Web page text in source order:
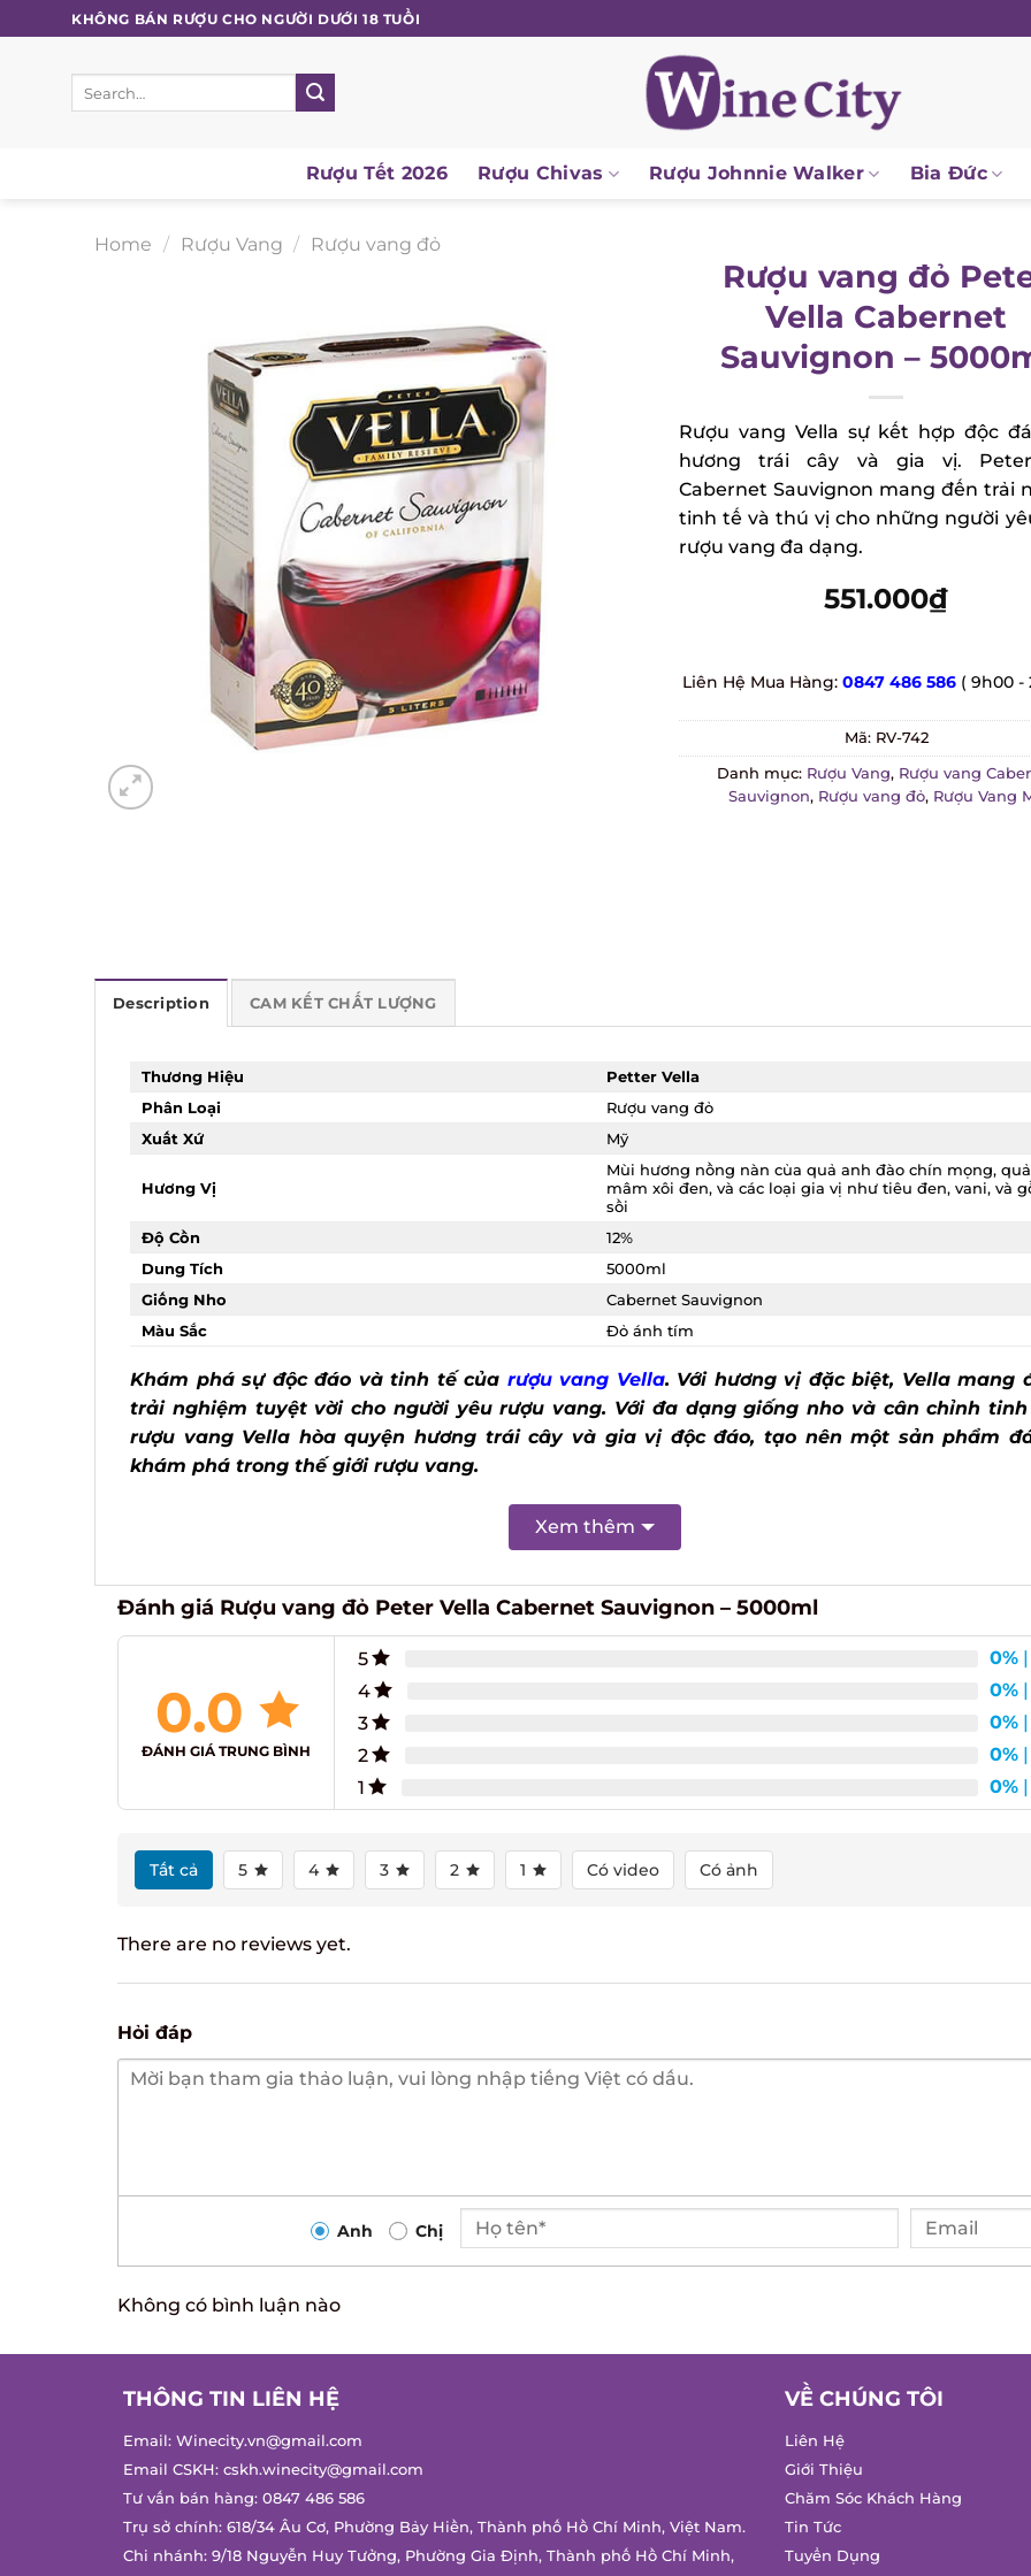
to
content
KHÔNG BÁN RƯỢU CHO NGƯỜI DƯỚI 18 TUỔI
Rượu Tết 2026 Rượu Chivas Rượu Johnnie Walker Bia Đức
Home / Rượu Vang / Rượu vang đỏ
Rượu vang đỏ
Vella Cabernet
Sauvignon –
Rượu vang Vella sự kết hợp độc
hương trái cây và gia vị.
Cabernet Sauvignon mang đến trải
tinh tế và thú vị cho những người
rượu vang đa dạng.
551.000₫
Liên Hệ Mua Hàng:0847 486 586 ( 9h00 -
Mã: RV-742
Danh mục: Rượu Vang, Rượu vang
Sauvignon, Rượu vang đỏ, Rượu Vang
Description CAM KẾT CHẤT LƯỢNG
Thương Hiệu
Petter Vella
Phân Loại
Rượu vang đỏ
Xuất Xứ
Mỹ
Hương Vị
Mùi hương nồng nàn của quả anh đào chín mọng, quả
mâm xôi đen, và các loại gia vị như tiêu đen, vani, và
sồi
Độ Cồn
12%
Dung Tích
5000ml
Giống Nho
Cabernet Sauvignon
Màu Sắc
Đỏ ánh tím
Khám phá sự độc đáo và tinh tế của rượu vang Vella. Với hương vị đặc biệt, Vella mang
trải nghiệm tuyệt vời cho người yêu rượu vang. Với đa dạng giống nho và cân chỉnh tinh
rượu vang Vella hòa quyện hương trái cây và gia vị độc đáo, tạo nên một sản phẩm
khám phá trong thế giới rượu vang.
Xem thêm
Đánh giá Rượu vang đỏ Peter Vella Cabernet Sauvignon – 5000ml
0.0
ĐÁNH GIÁ TRUNG BÌNH
5 0%
4
0%
3
0%
2
0%
1
0%
Tất cả 5 4 3 2 1 Có video Có ảnh
There are no reviews yet.
Hỏi đáp
Anh Chị
Không có bình luận nào
THÔNG TIN LIÊN HỆ
Email: Winecity.vn@gmail.com
Email CSKH: cskh.winecity@gmail.com
Tư vấn bán hàng: 0847 486 586
Trụ sở chính: 618/34 Âu Cơ, Phường Bảy Hiền, Thành phố Hồ Chí Minh, Việt Nam.
Chi nhánh: 9/18 Nguyễn Huy Tưởng, Phường Gia Định, Thành phố Hồ Chí Minh,
VỀ CHÚNG TÔI
Liên Hệ
Giới Thiệu
Chăm Sóc Khách Hàng
Tin Tức
Tuyển Dụng